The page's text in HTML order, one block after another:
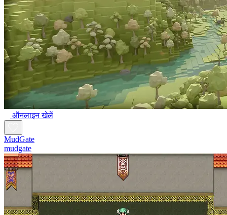
ऑनलाइन खेलें
MudGate
mudgate